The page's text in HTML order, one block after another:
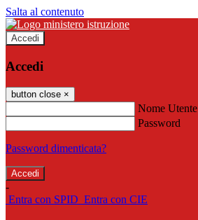
Salta al contenuto
Accedi
Accedi
button close ×
Nome Utente
Password
Password dimenticata?
-
Entra con SPID Entra con CIE